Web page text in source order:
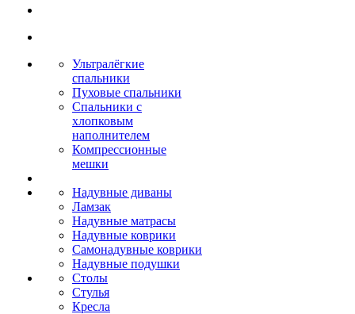
Ультралёгкие
спальники
Пуховые спальники
Спальники с
хлопковым
наполнителем
Компрессионные
мешки
Надувные диваны
Ламзак
Надувные матрасы
Надувные коврики
Самонадувные коврики
Надувные подушки
Столы
Стулья
Кресла